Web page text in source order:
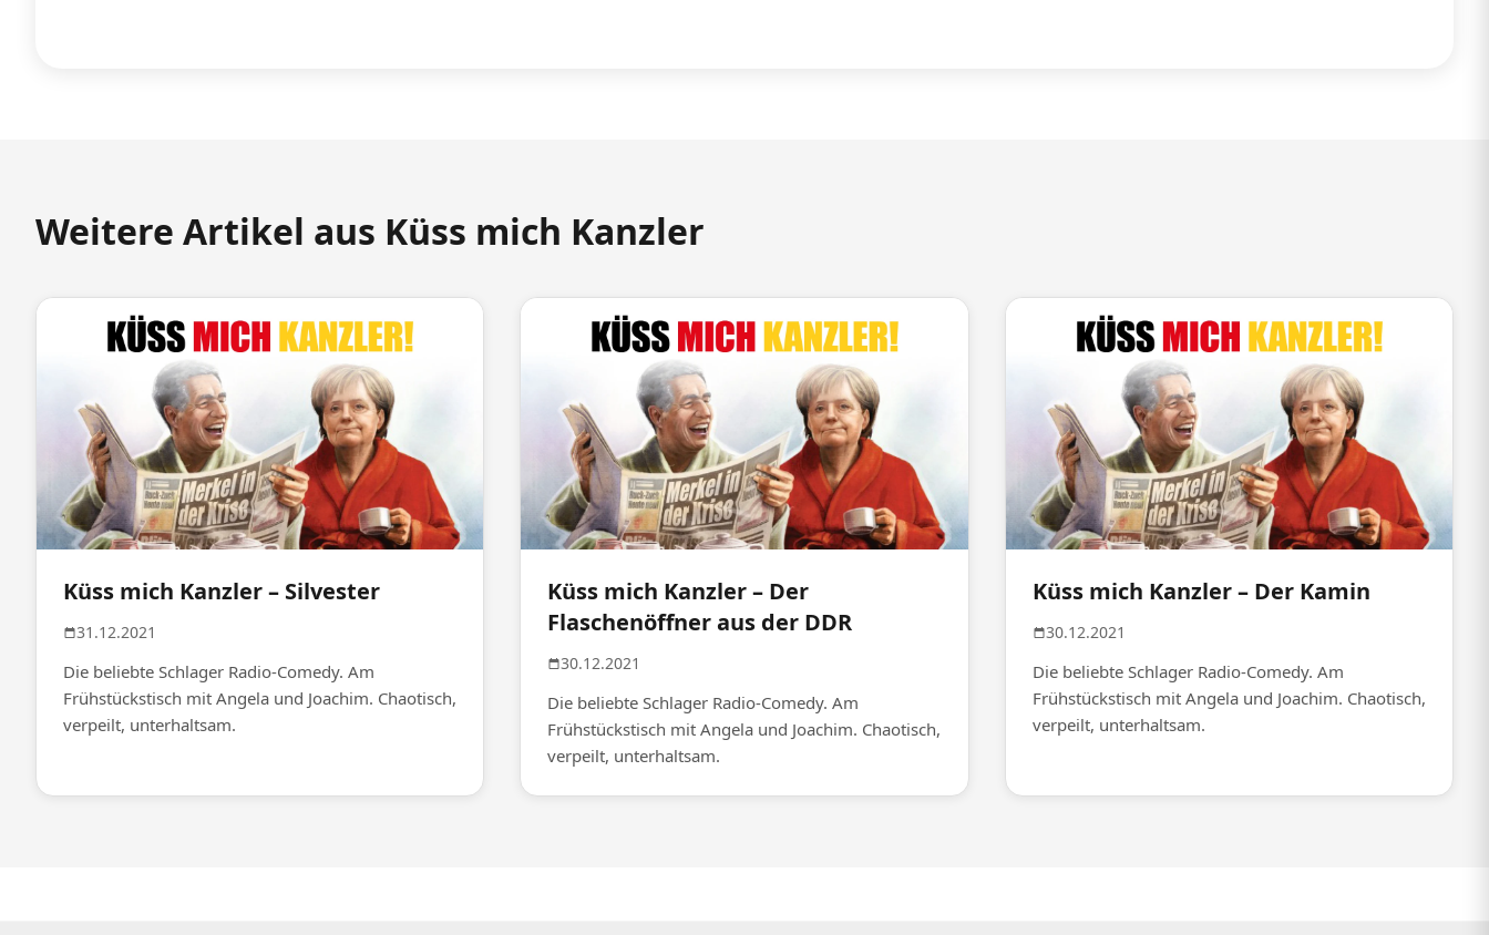
Weitere Artikel aus Küss mich Kanzler
Küss mich Kanzler – Silvester
31.12.2021
Die beliebte Schlager Radio-Comedy. Am
Frühstückstisch mit Angela und Joachim. Chaotisch,
verpeilt, unterhaltsam.
Küss mich Kanzler – Der
Flaschenöffner aus der DDR
30.12.2021
Die beliebte Schlager Radio-Comedy. Am
Frühstückstisch mit Angela und Joachim. Chaotisch,
verpeilt, unterhaltsam.
Küss mich Kanzler – Der Kamin
30.12.2021
Die beliebte Schlager Radio-Comedy. Am
Frühstückstisch mit Angela und Joachim. Chaotisch,
verpeilt, unterhaltsam.